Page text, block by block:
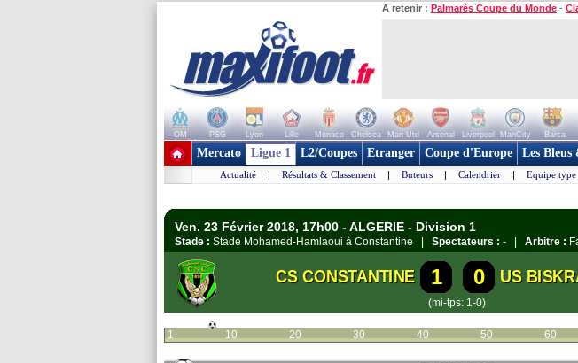
A retenir : Palmarès Coupe du Monde -
OM PSG Lyon Lille Monaco Chelsea Man Utd Arsenal Liverpool ManCity Barca
+ de clubs
Mercato Ligue 1 L2/Coupes Etranger Coupe d'Europe Les
Actualité | Résultats & Classement | Buteurs | Calendrier | Equipe type
Ven. 23 Février 2018, 17h00 - ALGERIE - Division 1
Stade : Stade Mohamed-Hamlaoui à Constantine | Spectateurs : - | Arbitre :
CS CONSTANTINE 1 0 US
(mi-tps: 1-0)
1 10 20 30 40 50 60